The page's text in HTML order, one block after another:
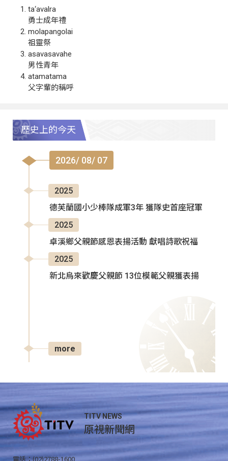
ta‘avalra
勇士成年禮
molapangolai
祖靈祭
asavasavahe
男性青年
atamatama
父字輩的稱呼
歷史上的今天
2026/ 08/ 07
2025
德芙蘭國小少棒隊成軍3年 獲隊史首座冠軍
2025
卓溪鄉父親節感恩表揚活動 獻唱詩歌祝福
2025
新北烏來歡慶父親節 13位模範父親獲表揚
more
TITV NEWS
原視新聞網
電話：(02)2788-1600